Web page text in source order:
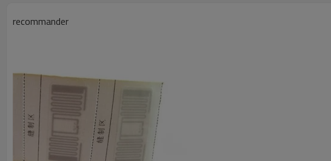
l Température de stockage : - 25oC à 90oC
l cycles de programmation typiques à 25 oC: 100 , 000
. 2 simultanée d'identification de motsclés: Jusqu'à 50 étiquettes par
. 3 temps de rétention des données à +55 oC: > 10 ans
4 . 100 , 000 fois la lecture et l'écriture
5 . Température exceptionnelle et lesperformances de
recommander